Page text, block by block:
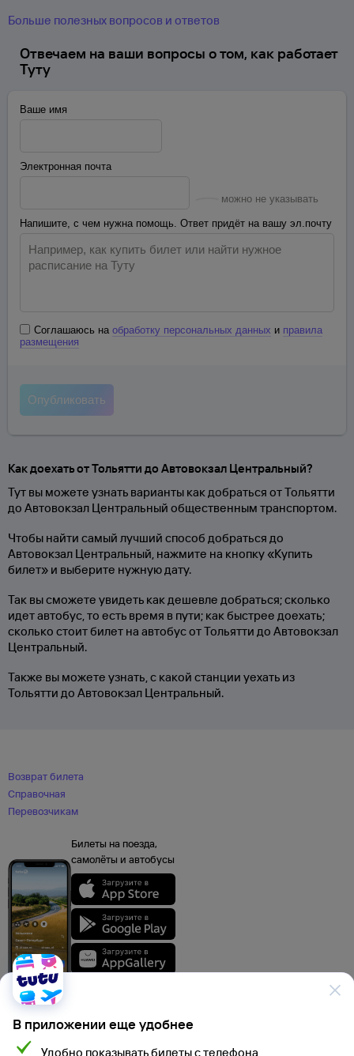
Больше полезных вопросов и ответов
Отвечаем на ваши вопросы о том, как работает
Туту
Ваше имя
Электронная почта
можно не указывать
Напишите, с чем нужна помощь. Ответ придёт на вашу эл.почту
Соглашаюсь на обработку персональных данных и правила
размещения
Как доехать от Тольятти до Автовокзал Центральный?
Тут вы можете узнать варианты как добраться от Тольятти
до Автовокзал Центральный общественным транспортом.
Чтобы найти самый лучший способ добраться до
Автовокзал Центральный, нажмите на кнопку «Купить
билет» и выберите нужную дату.
Так вы сможете увидеть как дешевле добраться; сколько
идет автобус, то есть время в пути; как быстрее доехать;
сколько стоит билет на автобус от Тольятти до Автовокзал
Центральный.
Также вы можете узнать, с какой станции уехать из
Тольятти до Автовокзал Центральный.
В приложении еще удобнее
Удобно показывать билеты с телефона
Возврат билета
Справочная
Перевозчикам
Билеты на поезда,
самолёты и автобусы